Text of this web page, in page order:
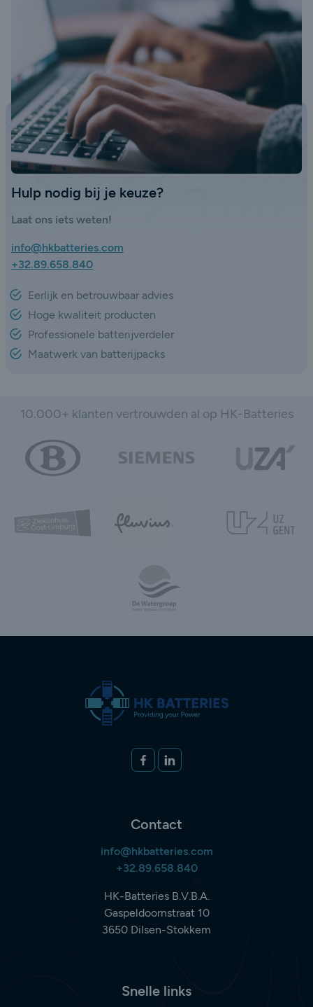
Hulp nodig bij je keuze?
Laat ons iets weten!
info@hkbatteries.com
+32.89.658.840
Eerlijk en betrouwbaar advies
Hoge kwaliteit producten
Professionele batterijverdeler
Maatwerk van batterijpacks
10.000+ klanten vertrouwden al op HK-Batteries
Volg ons op
FACEBOOKLINKEDIN
Contact
info@hkbatteries.com
+32.89.658.840
HK-Batteries B.V.B.A.
Gaspeldoornstraat 10
3650 Dilsen-Stokkem
Snelle links